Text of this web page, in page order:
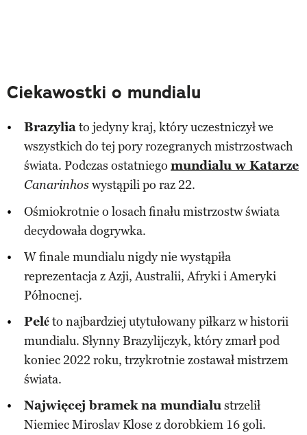
Ciekawostki o mundialu
Brazyliato jedyny kraj, który uczestniczył we
wszystkich do tej pory rozegranych mistrzostwach
świata. Podczas ostatniego mundialu w Katarze
Canarinhoswystąpili po raz 22.
Ośmiokrotnie o losach finału mistrzostw świata
decydowała dogrywka.
W finale mundialu nigdy nie wystąpiła
reprezentacja z Azji, Australii, Afryki i Ameryki
Północnej.
Peléto najbardziej utytułowany piłkarz w historii
mundialu. Słynny Brazylijczyk, który zmarł pod
koniec 2022 roku, trzykrotnie zostawał mistrzem
świata.
Najwięcej bramek na mundialustrzelił
Niemiec Miroslav Klose z dorobkiem 16 goli.